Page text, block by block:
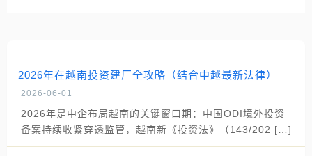
2026年在越南投资建厂全攻略（结合中越最新法律）
2026-06-01
2026年是中企布局越南的关键窗口期：中国ODI境外投资
备案持续收紧穿透监管，越南新《投资法》（143/202 […]